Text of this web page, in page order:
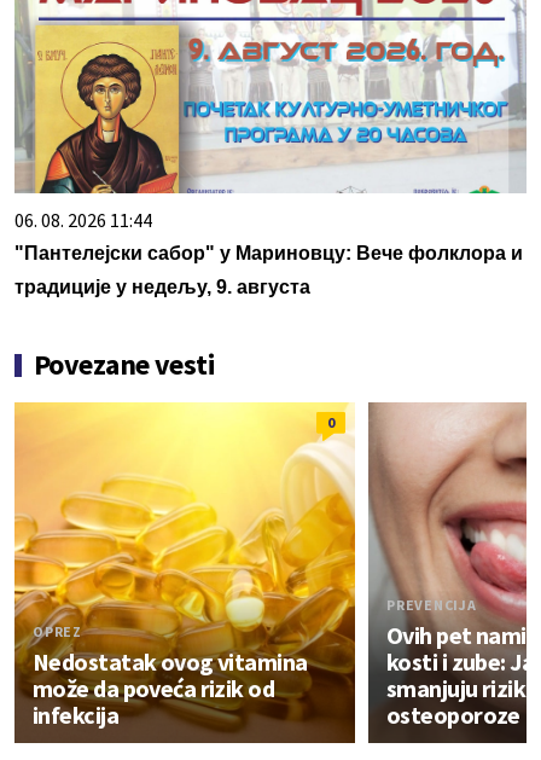
06. 08. 2026 11:44
"Пантелејски сабор" у Мариновцу: Вече фолклора и
традиције у недељу, 9. августа
Povezane vesti
0
OPREZ
Nedostatak ovog vitamina
može da poveća rizik od
infekcija
PREVENCIJA
Ovih pet
kosti i zube:
smanjuju rizik
osteoporoze